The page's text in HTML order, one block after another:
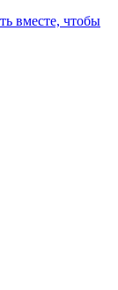
вместе, чтобы